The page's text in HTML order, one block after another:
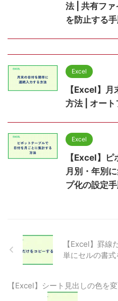
法 | 共有フ
を防止する
Excel
【Excel】
方法 | オー
Excel
【Excel】
月別・年別
プ化の設定
【Excel】罫線
単にセルの書
【Excel】シート見出しの色を